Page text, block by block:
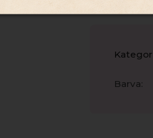
Barva: